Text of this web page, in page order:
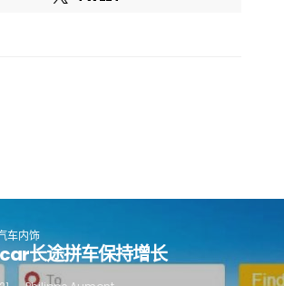
车内饰
长途拼车保持增长